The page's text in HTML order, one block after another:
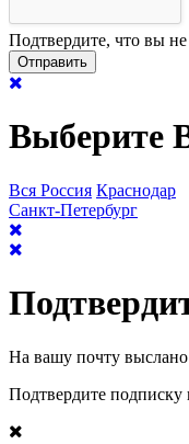
Подтвердите, что вы
Выберите
Вся Россия Краснодар
Санкт-Петербург
На вашу почту
Подтвердите подписку